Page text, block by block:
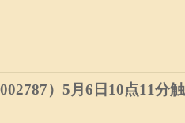
）5月6日10点11分